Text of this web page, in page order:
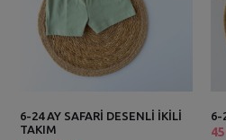
6-24 AY SAFARİ DESENLİ İKİLİ
TAKIM
6-